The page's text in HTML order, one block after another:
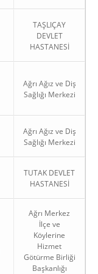
TAŞLIÇAY
DEVLET
HASTANESİ
Ağrı Ağız ve Diş
Sağlığı Merkezi
Ağrı Ağız ve Diş
Sağlığı Merkezi
TUTAK DEVLET
HASTANESİ
Ağrı Merkez
İlçe ve
Köylerine
Hizmet
Götürme Birliği
Başkanlığı